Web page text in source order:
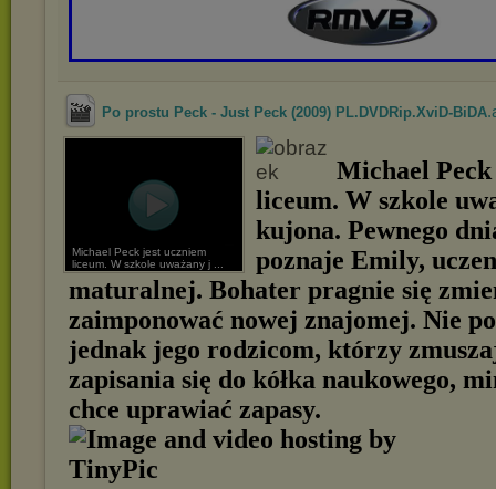
Po prostu Peck - Just Peck (2009) PL.DVDRip.XviD-BiDA
Michael Peck jest uczniem
liceum. W szkole uważany j ...
Michael
liceum. W szkole
kujona. Pewnego
poznaje Emily,
maturalnej. Bohater pragnie się
zaimponować nowej znajomej. Nie
jednak jego rodzicom, którzy
zapisania się do kółka naukowego,
chce uprawiać zapasy.